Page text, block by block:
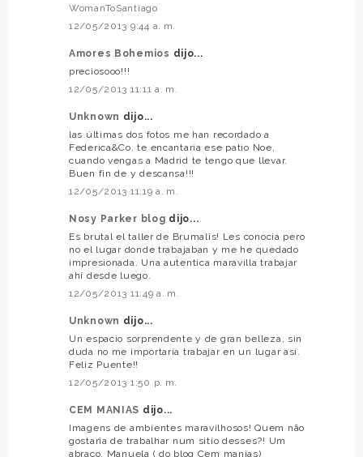
WomanToSantiago
12/05/2013 9:44 a. m.
Amores Bohemios dijo...
preciosooo!!!
12/05/2013 11:11 a. m.
Unknown dijo...
las últimas dos fotos me han recordado a
Federica&Co. te encantaría ese patio Noe,
cuando vengas a Madrid te tengo que llevar.
Buen fin de y descansa!!!
12/05/2013 11:19 a. m.
Nosy Parker blog dijo...
Es brutal el taller de Brumalis! Les conocia pero
no el lugar donde trabajaban y me he quedado
impresionada. Una autentica maravilla trabajar
ahí desde luego.
12/05/2013 11:49 a. m.
Unknown dijo...
Un espacio sorprendente y de gran belleza, sin
duda no me importaría trabajar en un lugar así.
Feliz Puente!!
12/05/2013 1:50 p. m.
CEM MANIAS dijo...
Imagens de ambientes maravilhosos! Quem não
gostaria de trabalhar num sitio desses?! Um
abraço, Manuela ( do blog Cem manias)